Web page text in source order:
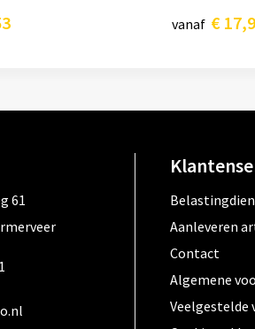
vanaf €
61
Aanleveren
Contact
Algemene
Veelgestelde